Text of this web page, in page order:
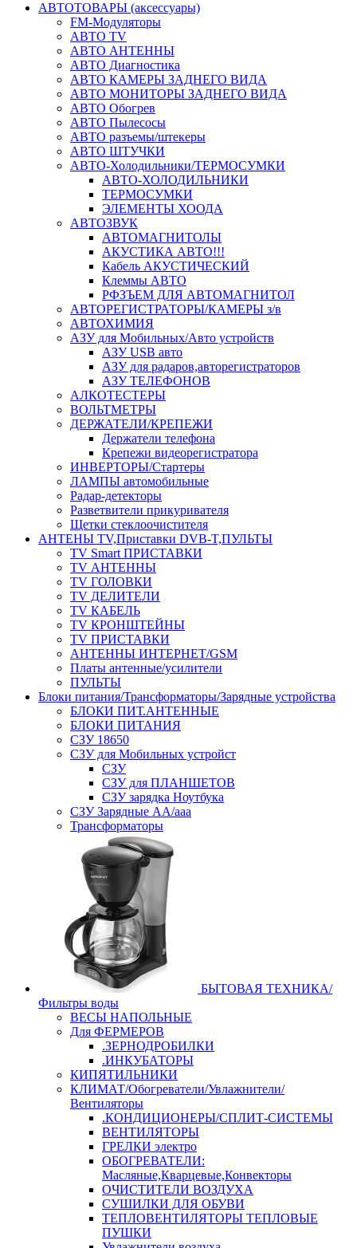
АВТОТОВАРЫ (аксессуары)
FM-Модуляторы
АВТО TV
АВТО АНТЕННЫ
АВТО Диагностика
АВТО КАМЕРЫ ЗАДНЕГО ВИДА
АВТО МОНИТОРЫ ЗАДНЕГО ВИДА
АВТО Обогрев
АВТО Пылесосы
АВТО разъемы/штекеры
АВТО ШТУЧКИ
АВТО-Холодильники/ТЕРМОСУМКИ
АВТО-ХОЛОДИЛЬНИКИ
ТЕРМОСУМКИ
ЭЛЕМЕНТЫ ХООДА
АВТОЗВУК
АВТОМАГНИТОЛЫ
АКУСТИКА АВТО!!!
Кабель АКУСТИЧЕСКИЙ
Клеммы АВТО
РФЗЪЕМ ДЛЯ АВТОМАГНИТОЛ
АВТОРЕГИСТРАТОРЫ/КАМЕРЫ з/в
АВТОХИМИЯ
АЗУ для Мобильных/Авто устройств
АЗУ USB авто
АЗУ для радаров,авторегистраторов
АЗУ ТЕЛЕФОНОВ
АЛКОТЕСТЕРЫ
ВОЛЬТМЕТРЫ
ДЕРЖАТЕЛИ/КРЕПЕЖИ
Держатели телефона
Крепежи видеорегистратора
ИНВЕРТОРЫ/Стартеры
ЛАМПЫ автомобильные
Радар-детекторы
Разветвители прикуривателя
Щетки стеклоочистителя
АНТЕНЫ ТV,Приставки DVB-T,ПУЛЬТЫ
TV Smart ПРИСТАВКИ
TV АНТЕННЫ
TV ГОЛОВКИ
TV ДЕЛИТЕЛИ
TV КАБЕЛЬ
TV КРОНШТЕЙНЫ
TV ПРИСТАВКИ
АНТЕННЫ ИНТЕРНЕТ/GSM
Платы антенные/усилители
ПУЛЬТЫ
Блоки питания/Трансформаторы/Зарядные устройства
БЛОКИ ПИТ.АНТЕННЫЕ
БЛОКИ ПИТАНИЯ
СЗУ 18650
СЗУ для Мобильных устройст
СЗУ
СЗУ для ПЛАНШЕТОВ
СЗУ зарядка Ноутбука
СЗУ Зарядные АА/ааа
Трансформаторы
БЫТОВАЯ ТЕХНИКА/
Фильтры воды
ВЕСЫ НАПОЛЬНЫЕ
Для ФЕРМЕРОВ
.ЗЕРНОДРОБИЛКИ
.ИНКУБАТОРЫ
КИПЯТИЛЬНИКИ
КЛИМАТ/Обогреватели/Увлажнители/
Вентиляторы
.КОНДИЦИОНЕРЫ/СПЛИТ-СИСТЕМЫ
ВЕНТИЛЯТОРЫ
ГРЕЛКИ электро
ОБОГРЕВАТЕЛИ:
Масляные,Кварцевые,Конвекторы
ОЧИСТИТЕЛИ ВОЗДУХА
СУШИЛКИ ДЛЯ ОБУВИ
ТЕПЛОВЕНТИЛЯТОРЫ ТЕПЛОВЫЕ
ПУШКИ